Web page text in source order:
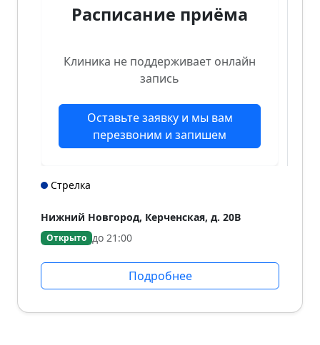
Расписание приёма
Клиника не поддерживает онлайн
запись
Оставьте заявку и мы вам
перезвоним и запишем
Стрелка
Нижний Новгород, Керченская, д. 20В
Открыто до 21:00
Подробнее